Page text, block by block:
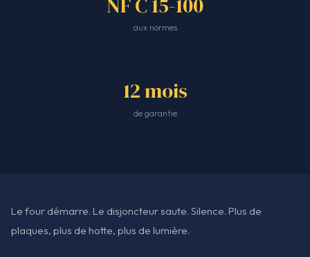
aux normes
12 mois
de garantie
Le four démarre. Le disjoncteur saute. Silence. Plus de
plaques, plus de hotte, plus de lumière.